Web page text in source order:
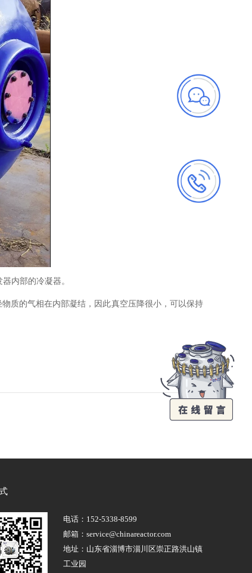
内部的冷凝器。
质的气相在内部凝结，因此真空压降很小，可以保持
电话： 152-5338-8599
邮箱：service@chinareactor.com
地址：山东省淄博市淄川区崇正路洪山镇
工业园